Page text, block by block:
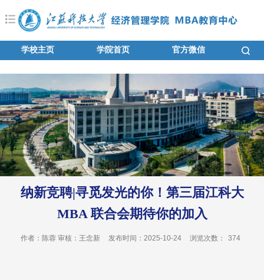
学校主页 学院首页 官方微信
纳新竞聘|寻觅发光的你！第三届江科大
MBA 联合会期待你的加入
作者：陈蓉 审核：王念新 发布时间：2025-10-24 浏览次数： 374